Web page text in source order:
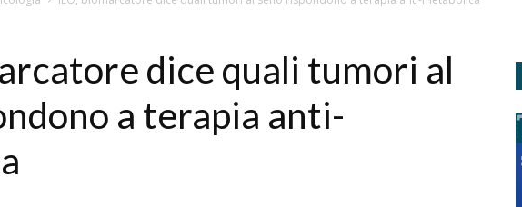
dice quali tumori al
a terapia anti-